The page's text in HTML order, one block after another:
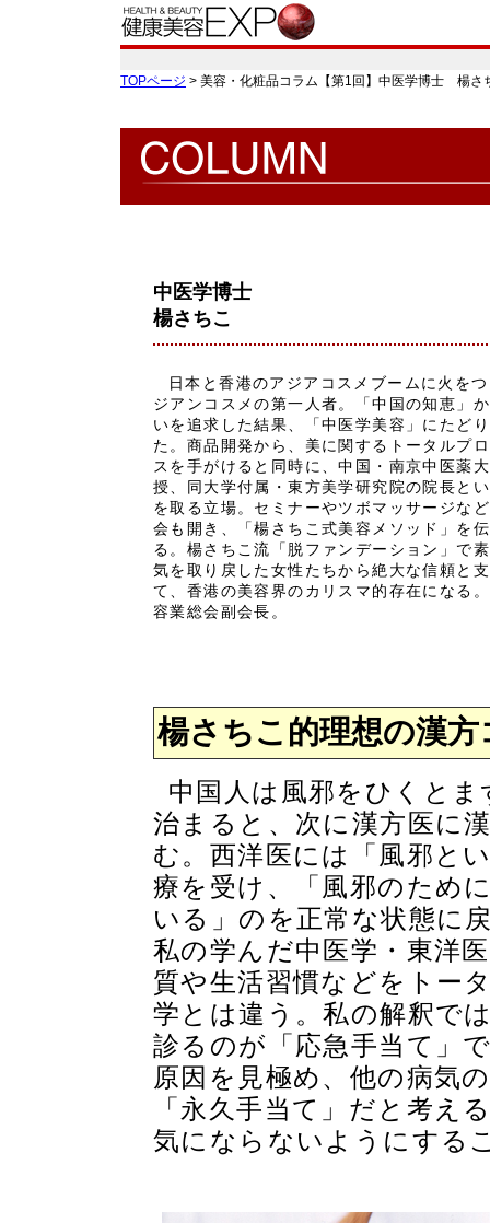
TOPページ > 美容・化粧品コラム【第1回】中医学博士 楊さ
中医学博士
楊さちこ
日本と香港のアジアコスメブームに火を
ジアンコスメの第一人者。「中国の知恵」
いを追求した結果、「中医学美容」にたど
た。商品開発から、美に関するトータルプ
スを手がけると同時に、中国・南京中医薬
授、同大学付属・東方美学研究院の院長と
を取る立場。セミナーやツボマッサージな
会も開き、「楊さちこ式美容メソッド」を
る。楊さちこ流「脱ファンデーション」で
気を取り戻した女性たちから絶大な信頼と
て、香港の美容界のカリスマ的存在になる
容業総会副会長。
楊さちこ的理想の漢
中国人は風邪をひくと
治まると、次に漢方医に
む。西洋医には「風邪と
療を受け、「風邪のため
いる」のを正常な状態に
私の学んだ中医学・東洋
質や生活習慣などをトー
学とは違う。私の解釈で
診るのが「応急手当て」
原因を見極め、他の病気
「永久手当て」だと考え
気にならないようにする